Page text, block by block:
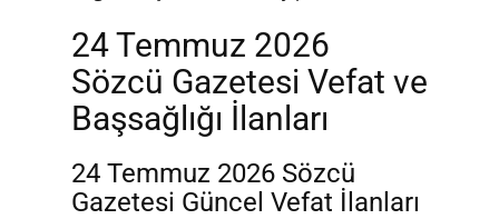
24 Temmuz 2026
Sözcü Gazetesi Vefat ve
Başsağlığı İlanları
24 Temmuz 2026 Sözcü
Gazetesi Güncel Vefat İlanları